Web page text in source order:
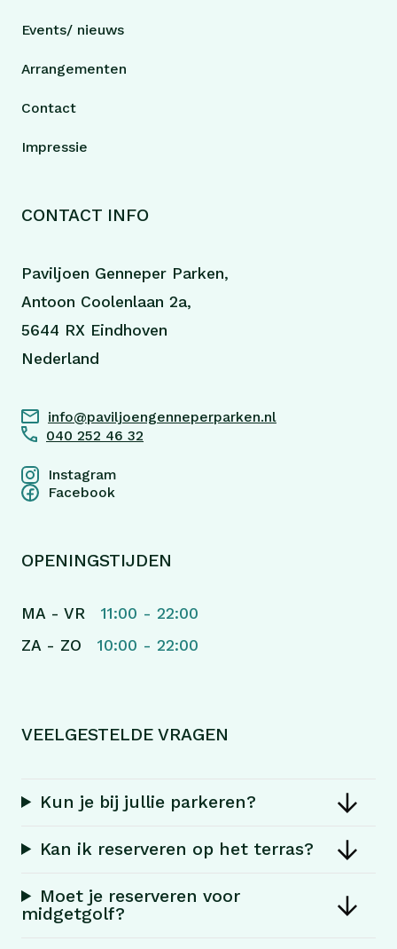
Events/ nieuws
Arrangementen
Contact
Impressie
CONTACT INFO
Paviljoen Genneper Parken,
Antoon Coolenlaan 2a,
5644 RX Eindhoven
Nederland
info@paviljoengenneperparken.nl
040 252 46 32
Instagram
Facebook
OPENINGSTIJDEN
MA - VR
11:00 - 22:00
ZA - ZO
10:00 - 22:00
VEELGESTELDE VRAGEN
Kun je bij jullie parkeren?
Kan ik reserveren op het terras?
Moet je reserveren voor
midgetgolf?